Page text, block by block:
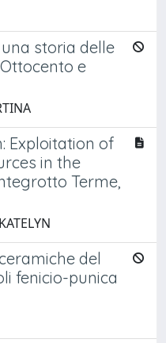
storia delle
e
Exploitation of
in the
Terme,
del
fenicio-punica